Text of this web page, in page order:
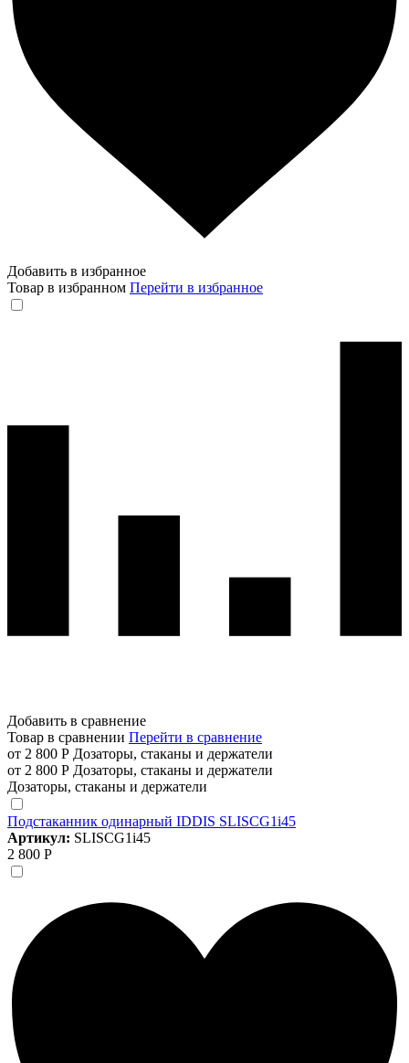
Добавить в избранное
Товар в избранном Перейти в избранное
Добавить в сравнение
Товар в сравнении Перейти в сравнение
от 2 800 Р Дозаторы, стаканы и держатели
от 2 800 Р Дозаторы, стаканы и держатели
Дозаторы, стаканы и держатели
Подстаканник одинарный IDDIS SLISCG1i45
Артикул: SLISCG1i45
2 800 Р